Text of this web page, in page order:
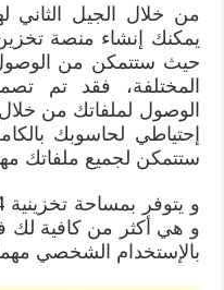
يمكنك إنشاء منصة
حيث ستتمكن من
المختلفة، فقد تم
الوصول لملفاتك من
إحتياطي لحاسوبك
ستتمكن لجميع ملفاتك
و هي أكثر من كافية لك
بالإستخدام الشخصي